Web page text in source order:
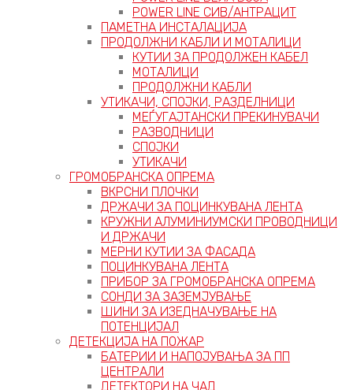
POWER LINE СИВ/АНТРАЦИТ
ПАМЕТНА ИНСТАЛАЦИЈА
ПРОДОЛЖНИ КАБЛИ И МОТАЛИЦИ
КУТИИ ЗА ПРОДОЛЖЕН КАБЕЛ
МОТАЛИЦИ
ПРОДОЛЖНИ КАБЛИ
УТИКАЧИ, СПОЈКИ, РАЗДЕЛНИЦИ
МЕЃУГАЈТАНСКИ ПРЕКИНУВАЧИ
РАЗВОДНИЦИ
СПОЈКИ
УТИКАЧИ
ГРОМОБРАНСКА ОПРЕМА
ВКРСНИ ПЛОЧКИ
ДРЖАЧИ ЗА ПОЦИНКУВАНА ЛЕНТА
КРУЖНИ АЛУМИНИУМСКИ ПРОВОДНИЦИ
И ДРЖАЧИ
МЕРНИ КУТИИ ЗА ФАСАДА
ПОЦИНКУВАНА ЛЕНТА
ПРИБОР ЗА ГРОМОБРАНСКА ОПРЕМА
СОНДИ ЗА ЗАЗЕМЈУВАЊЕ
ШИНИ ЗА ИЗЕДНАЧУВАЊЕ НА
ПОТЕНЦИЈАЛ
ДЕТЕКЦИЈА НА ПОЖАР
БАТЕРИИ И НАПОЈУВАЊА ЗА ПП
ЦЕНТРАЛИ
ДЕТЕКТОРИ НА ЧАД